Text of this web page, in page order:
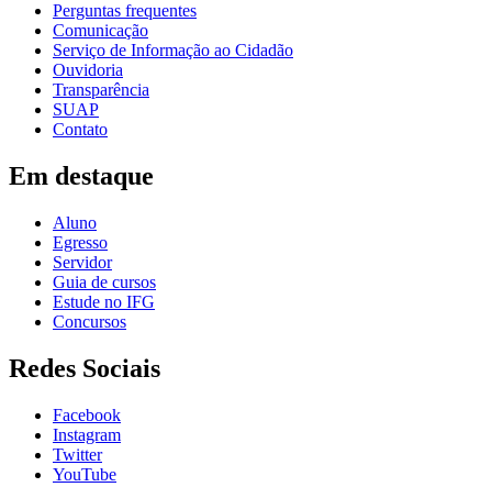
Perguntas frequentes
Comunicação
Serviço de Informação ao Cidadão
Ouvidoria
Transparência
SUAP
Contato
Em destaque
Aluno
Egresso
Servidor
Guia de cursos
Estude no IFG
Concursos
Redes Sociais
Facebook
Instagram
Twitter
YouTube